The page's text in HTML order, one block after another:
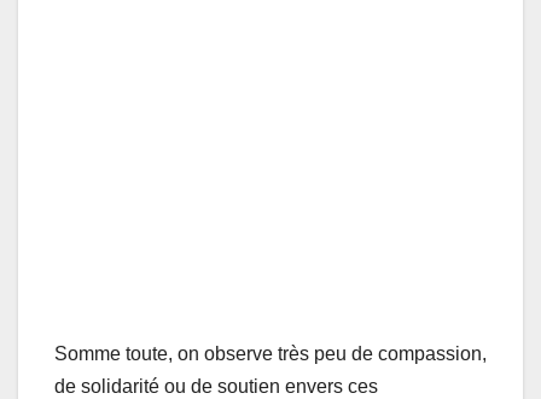
Somme toute, on observe très peu de compassion,
de solidarité ou de soutien envers ces